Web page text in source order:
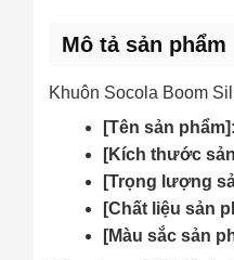
Mô tả sản phẩm
Khuôn Socola Boom
[Tên sản phẩm]
[Kích thước
[Trọng lượng
[Chất liệu sản
[Màu sắc sản